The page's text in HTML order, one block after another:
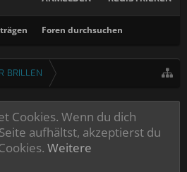
Foren durchsuchen
BRILLEN
Cookies. Wenn du dich
aufhältst, akzeptierst du
Weitere